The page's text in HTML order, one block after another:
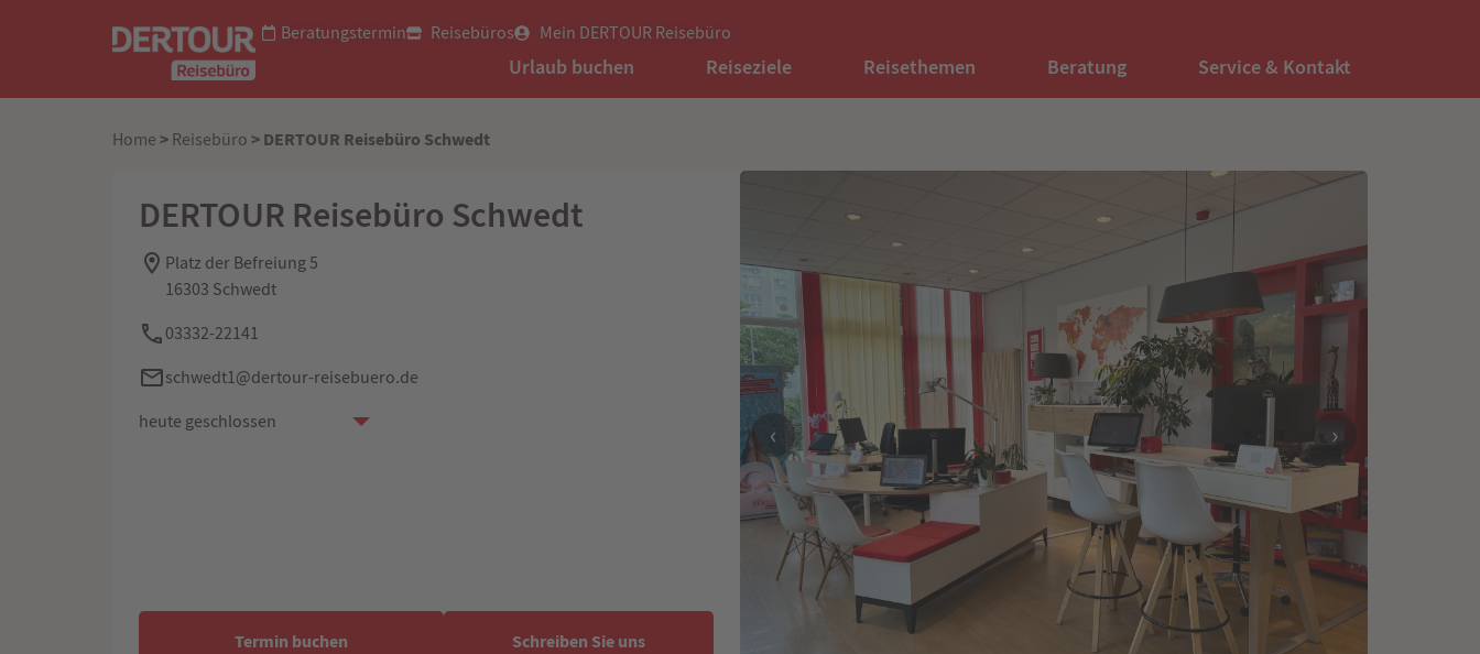
Beratungstermin Reisebüros Mein DERTOUR Reisebüro
Urlaub buchen Reiseziele Reisethemen Beratung Service & Kontakt
Home > Reisebüro > DERTOUR Reisebüro Schwedt
‹ ›
DERTOUR Reisebüro Schwedt
Platz der Befreiung 5
16303 Schwedt
03332-22141
schwedt1@dertour-reisebuero.de
heute geschlossen
Termin buchen Schreiben Sie uns